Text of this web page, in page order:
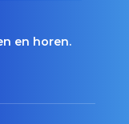
en horen.